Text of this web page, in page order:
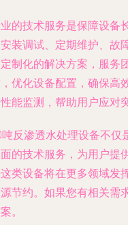
的技术服务是保障设备
装调试、定期维护、故
制化的解决方案，服务
优化设备配置，确保高
能监测，帮助用户应对
反渗透水处理设备不仅
的技术服务，为用户提
类设备将在更多领域发
节约。如果您有相关需
。